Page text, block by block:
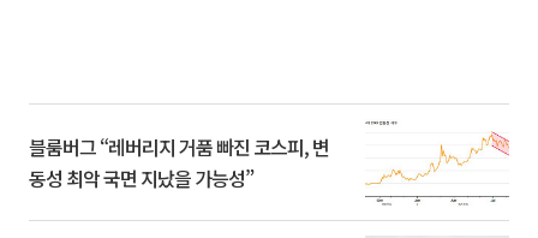
블룸버그 “레버리지 거품 빠진 코스피, 변
동성 최악 국면 지났을 가능성”